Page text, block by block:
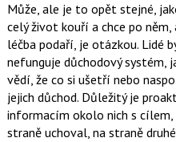
Může, ale je to opět stejné,
celý život kouří a chce po
léčba podaří, je otázkou. Lidé
nefunguje důchodový systém,
vědí, že co si ušetří nebo
jejich důchod. Důležitý je
informacím okolo nich s
straně uchoval, na straně